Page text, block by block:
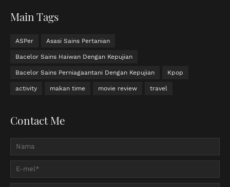
Main Tags
ASPer Asasi Sains Pertanian
Bacelor Sains Haiwan Dengan Kepujian
Bacelor Sains Perniagaantani Dengan Kepujian Kpop
activity makan time movie review travel
Contact Me